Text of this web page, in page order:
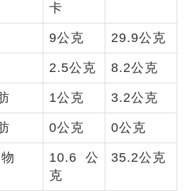
卡
9公克 29.9公克
2.5公克 8.2公克
1公克 3.2公克
0公克 0公克
10.6公
克
35.2公克